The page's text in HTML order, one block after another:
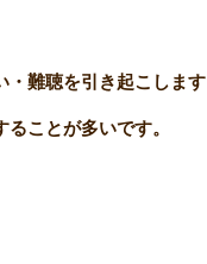
・難聴を引き起こします
ことが多いです。